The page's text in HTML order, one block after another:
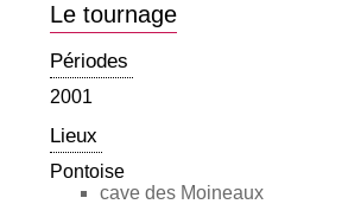
Le tournage
Périodes
2001
Lieux
Pontoise
cave des Moineaux